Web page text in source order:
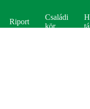
Riport
Családi
kör